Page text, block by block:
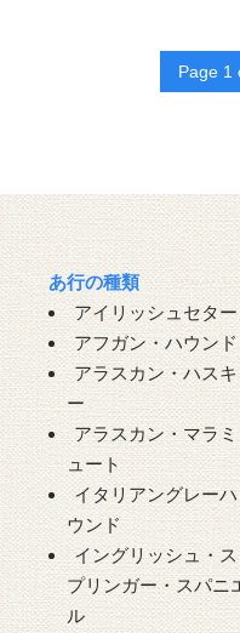
Page 1
あ行の種類
アイリッシュセター
アフガン・ハウンド
アラスカン・ハスキ
ー
アラスカン・マラミ
ュート
イタリアングレーハ
ウンド
イングリッシュ・ス
プリンガー・スパニ
ル